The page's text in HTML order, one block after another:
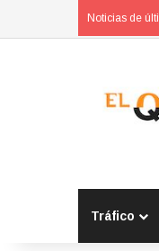
Noticias de
Tráfico